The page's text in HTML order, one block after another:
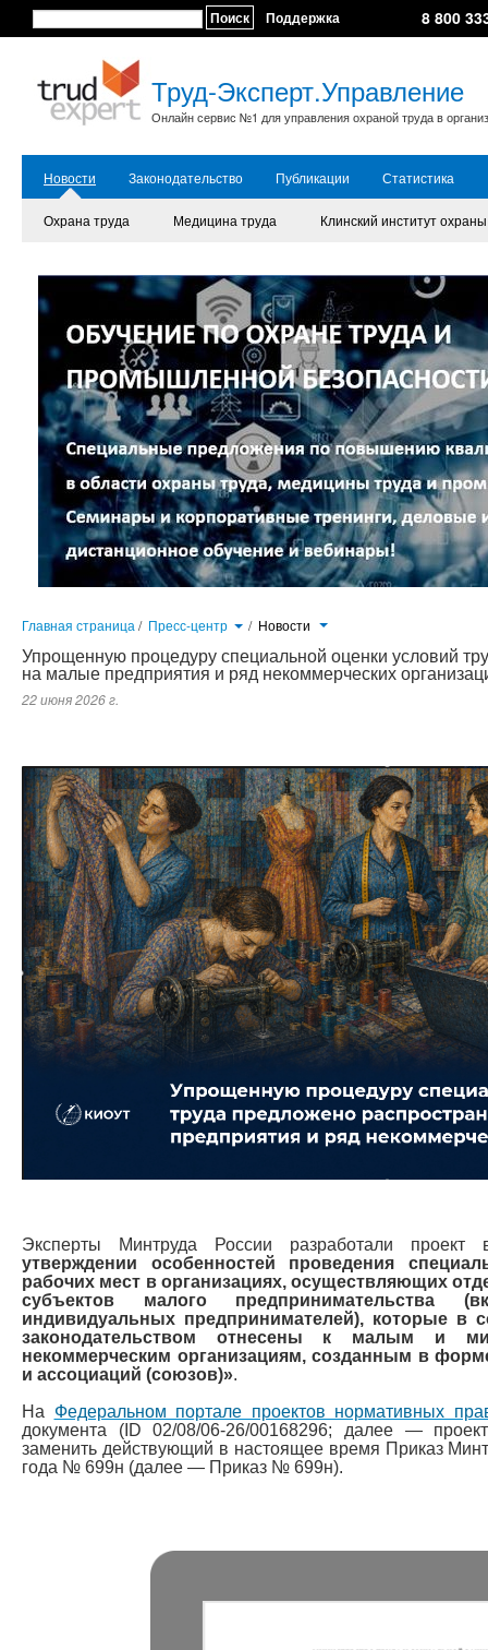
Поиск Поддержка 8 800
Труд-Эксперт.Управление
Онлайн сервис №1 для управления охраной труда в
Новости Законодательство Публикации Статистика
Охрана труда Медицина труда Клинский институт
Главная страница / Пресс-центр / Новости
Упрощенную процедуру специальной оценки условий
на малые предприятия и ряд некоммерческих
22 июня 2026 г.
Эксперты Минтруда России разработали проект
утверждении особенностей проведения
рабочих мест в организациях, осуществляющих
субъектов малого предпринимательства
индивидуальных предпринимателей), которые в
законодательством отнесены к малым и
некоммерческим организациям, созданным в
и ассоциаций (союзов)».
На Федеральном портале проектов нормативных
документа (ID 02/08/06-26/00168296; далее —
заменить действующий в настоящее время Приказ
года № 699н (далее — Приказ № 699н).